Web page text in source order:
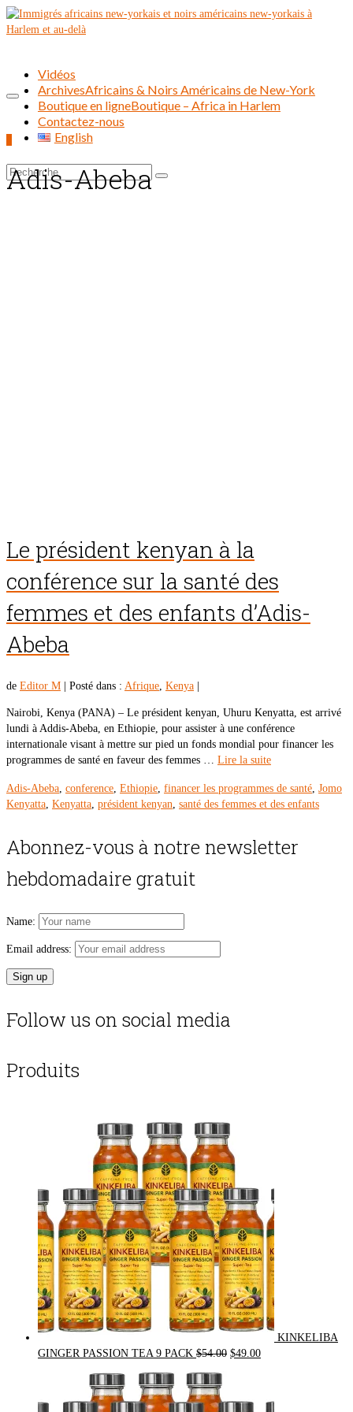
Rechercher :
Vidéos
ArchivesAfricains & Noirs Américains de New-York
Boutique en ligneBoutique – Africa in Harlem
Contactez-nous
English
Adis-Abeba
Le président kenyan à la
conférence sur la santé des
femmes et des enfants d’Adis-
Abeba
de Editor M Posté dans : Afrique, Kenya
Nairobi, Kenya (PANA) – Le président kenyan, Uhuru Kenyatta, est arrivé
lundi à Addis-Abeba, en Ethiopie, pour assister à une conférence
internationale visant à mettre sur pied un fonds mondial pour financer les
programmes de santé en faveur des femmes … Lire la suite
Adis-Abeba, conference, Ethiopie, financer les programmes de santé, Jomo
Kenyatta, Kenyatta, président kenyan, santé des femmes et des enfants
Abonnez-vous à notre newsletter
hebdomadaire gratuit
Name:
Email address:
Follow us on social media
Produits
KINKELIBA
GINGER PASSION TEA 9 PACK $54.00 Original
$54.00.
$49.00Current
$49.00.